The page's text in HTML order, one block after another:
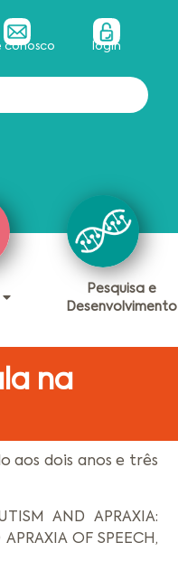
conosco login
Pesquisa e
Desenvolvimento
na
aos dois anos e três
AND APRAXIA:
OF SPEECH,